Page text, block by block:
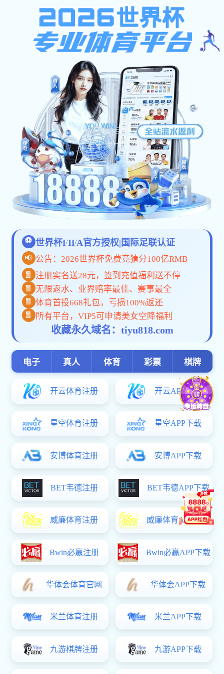
安博体育-安博（中国）
财经首页 安博体育-安博（中国）简介
当前位置:网站首页 >>学生工作>>优秀毕业生>> 正文
2018届城市轨道交通运营管理专业学生，通过专接本考试
北地质大学攻读硕士研究生，成绩优异，多次学业奖学金。越
好的时光是在路上！